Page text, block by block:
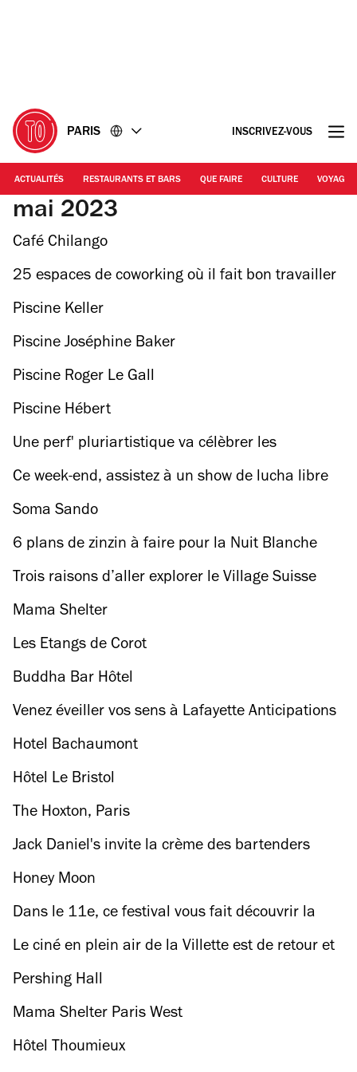
PARIS INSCRIVEZ-VOUS
ACTUALITÉS RESTAURANTS ET BARS QUE FAIRE CULTURE VOYAGE
mai 2023
Café Chilango
25 espaces de coworking où il fait bon travailler
Piscine Keller
Piscine Joséphine Baker
Piscine Roger Le Gall
Piscine Hébert
Une perf' pluriartistique va célèbrer les
communautés LGBT féministes et africaines de
Dublin
Ce week-end, assistez à un show de lucha libre
place du Châtelet
Soma Sando
6 plans de zinzin à faire pour la Nuit Blanche
Trois raisons d’aller explorer le Village Suisse
éphémère du Quartier latin
Mama Shelter
Les Etangs de Corot
Buddha Bar Hôtel
Venez éveiller vos sens à Lafayette Anticipations
Hotel Bachaumont
Hôtel Le Bristol
The Hoxton, Paris
Jack Daniel's invite la crème des bartenders
français à revisiter le Tennessee whiskey
Honey Moon
Dans le 11e, ce festival vous fait découvrir la
cuisine singapourienne
Le ciné en plein air de la Villette est de retour et
on vous dit tout !
Pershing Hall
Mama Shelter Paris West
Hôtel Thoumieux